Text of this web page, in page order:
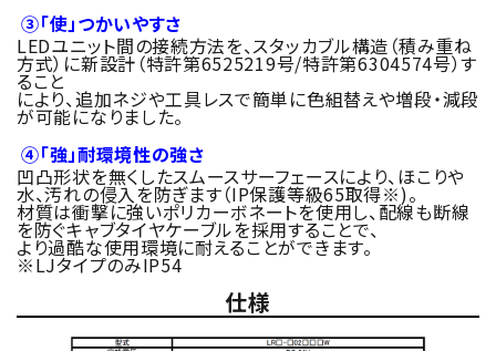
③「使」つかいやすさ
LEDユニット間の接続方法を、スタッカブル構造（積み重ね
方式）に新設計（特許第6525219号/特許第6304574号）す
ること
により、追加ネジや工具レスで簡単に色組替えや増段・減段
が可能になりました。
④「強」耐環境性の強さ
凹凸形状を無くしたスムースサーフェースにより、ほこりや
水、汚れの侵入を防ぎます（IP保護等級65取得※)。
材質は衝撃に強いポリカーボネートを使用し、配線も断線
を防ぐキャブタイヤケーブルを採用することで、
より過酷な使用環境に耐えることができます。
※LJタイプのみIP54
仕様